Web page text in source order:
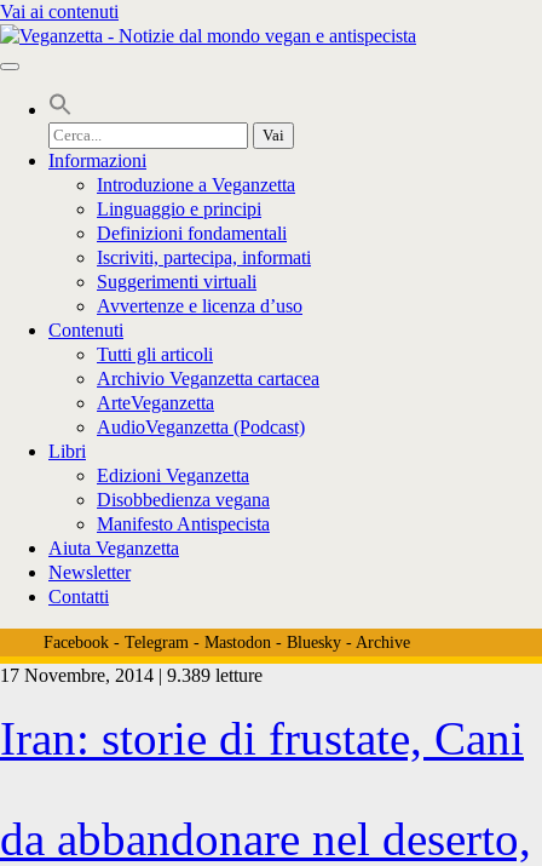
Vai ai contenuti
Cerca
per:
Informazioni
Introduzione a Veganzetta
Linguaggio e principi
Definizioni fondamentali
Iscriviti, partecipa, informati
Suggerimenti virtuali
Avvertenze e licenza d’uso
Contenuti
Tutti gli articoli
Archivio Veganzetta cartacea
ArteVeganzetta
AudioVeganzetta (Podcast)
Libri
Edizioni Veganzetta
Disobbedienza vegana
Manifesto Antispecista
Aiuta Veganzetta
Newsletter
Contatti
Facebook- Telegram- Mastodon- Bluesky- Archive
Tag:
<span>Majlis</span>
17 Novembre, 2014 | 9.389 letture
Iran: storie di frustate, Cani
da abbandonare nel deserto,